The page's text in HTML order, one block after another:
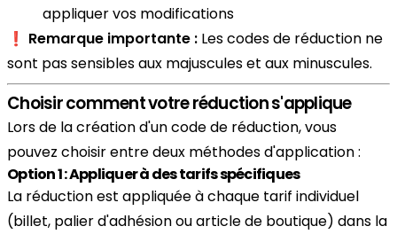
appliquer vos modifications
❗ Remarque importante : Les codes de réduction ne
sont pas sensibles aux majuscules et aux minuscules.
Choisir comment votre réduction s'applique
Lors de la création d'un code de réduction, vous
pouvez choisir entre deux méthodes d'application :
Option 1 : Appliquer à des tarifs spécifiques
La réduction est appliquée à chaque tarif individuel
(billet, palier d'adhésion ou article de boutique) dans la